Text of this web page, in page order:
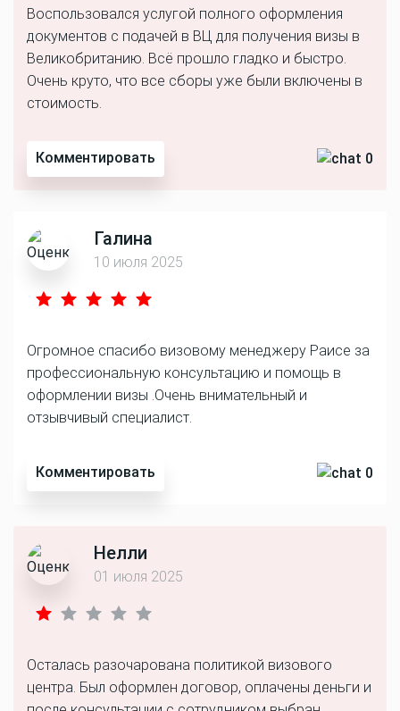
Воспользовался услугой полного оформления
документов с подачей в ВЦ для получения визы в
Великобританию. Всё прошло гладко и быстро.
Очень круто, что все сборы уже были включены в
стоимость.
Комментировать 0
Галина
10 июля 2025
Огромное спасибо визовому менеджеру Раисе за
профессиональную консультацию и помощь в
оформлении визы .Очень внимательный и
отзывчивый специалист.
Комментировать 0
Нелли
01 июля 2025
Осталась разочарована политикой визового
центра. Был оформлен договор, оплачены деньги и